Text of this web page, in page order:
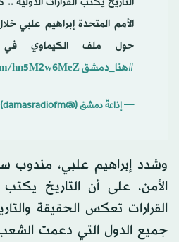
الأمم المتحدة إبراهيم علبي
حول ملف الكيماوي في
#هنا_دمشقhn5M2w6MeZ
— إذاعة دمشق (@damasradiofm)
وشدد إبراهيم علبي، مندوب
الأمن، على أن التاريخ يكتب
القرارات تعكس الحقيقة
جميع الدول التي دعمت